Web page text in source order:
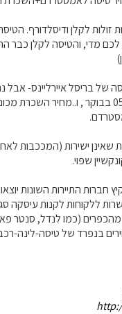
זולות לקלן ודיסלדורף.
מדי, והטיסה לקלן כבר
של בריסל איירליינס- אבל
בשעה פסיכית כמו 05.00 בבוקר , ו..מחיר
שאינן ישירות (המככבות
שפוי.
חברות התיירות השונות
ללקוחות לקנות עיסקה
(כמו לנדל, סנטר
בנפרד של טיסה-לינה-